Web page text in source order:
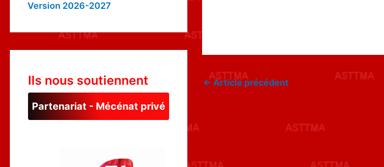
Version 2026-2027
Ils nous soutiennent
Partenariat - Mécénat privé
← Article précédent